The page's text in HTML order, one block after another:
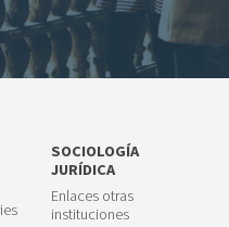
SOCIOLOGÍA
JURÍDICA
Enlaces otras
instituciones